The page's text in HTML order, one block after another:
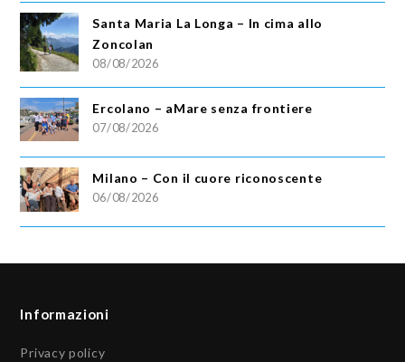
Santa Maria La Longa – In cima allo
Zoncolan
08/08/2026
Ercolano – aMare senza frontiere
07/08/2026
Milano – Con il cuore riconoscente
06/08/2026
Informazioni
Privacy policy